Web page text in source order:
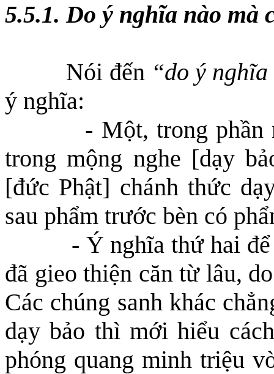
5.5.1. Do ý nghĩa nào mà
Nói đến “do ý
ý nghĩa:
- Một, trong phần
trong mộng nghe [dạy
[đức Phật] chánh thức
sau phẩm trước bèn có
- Ý nghĩa thứ hai
đã gieo thiện căn từ lâu,
Các chúng sanh khác
dạy bảo thì mới hiểu
phóng quang minh triệu